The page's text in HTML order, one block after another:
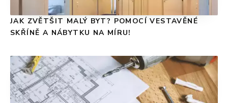
JAK ZVĚTŠIT MALÝ BYT? POMOCÍ VESTAVĚNÉ
SKŘÍNĚ A NÁBYTKU NA MÍRU!